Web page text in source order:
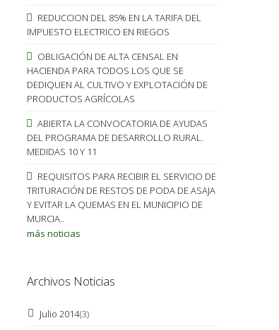
REDUCCION DEL 85% EN LA TARIFA DEL
IMPUESTO ELECTRICO EN RIEGOS
OBLIGACIÓN DE ALTA CENSAL EN
HACIENDA PARA TODOS LOS QUE SE
DEDIQUEN AL CULTIVO Y EXPLOTACIÓN DE
PRODUCTOS AGRÍCOLAS
ABIERTA LA CONVOCATORIA DE AYUDAS
DEL PROGRAMA DE DESARROLLO RURAL.
MEDIDAS 10 Y 11
REQUISITOS PARA RECIBIR EL SERVICIO DE
TRITURACIÓN DE RESTOS DE PODA DE ASAJA
Y EVITAR LA QUEMAS EN EL MUNICIPIO DE
MURCIA..
más noticias
Archivos Noticias
Julio 2014(3)